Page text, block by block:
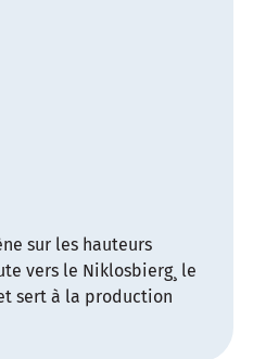
sur les hauteurs
vers le Niklosbierg¸ le
sert à la production